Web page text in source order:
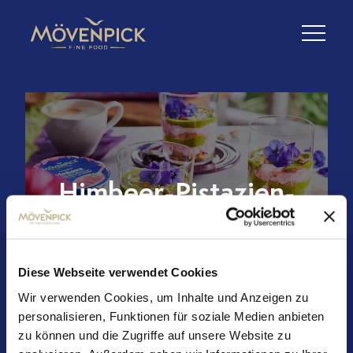
Diese Webseite verwendet Cookies
Wir verwenden Cookies, um Inhalte und Anzeigen zu
personalisieren, Funktionen für soziale Medien anbieten
zu können und die Zugriffe auf unsere Website zu
Himbeer-Pistazien-
100 g Vollkorn Butterkekse
4 Becher (à 150 g) Mövenpick Feinjoghurt